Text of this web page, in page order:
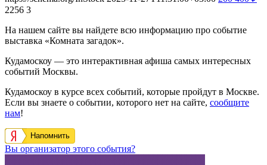
2256 3
На нашем сайте вы найдете всю информацию про событие
выставка «Комната загадок».
Кудамоскоу — это интерактивная афиша самых интересных
событий Москвы.
Кудамоскоу в курсе всех событий, которые пройдут в Москве.
Если вы знаете о событии, которого нет на сайте, сообщите
нам!
Напомнить
Вы организатор этого события?